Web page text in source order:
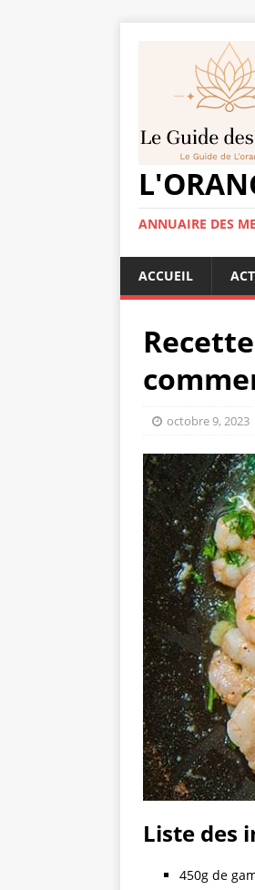
ANNUAIRE DES
ACCUEIL
octobre 9, 2023
Liste des
450g de